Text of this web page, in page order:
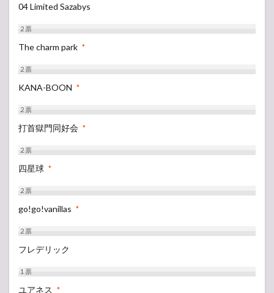
04 Limited Sazabys
2票
The charm park *
2票
KANA-BOON *
2票
打首獄門同好会 *
2票
四星球 *
2票
go!go!vanillas *
2票
フレデリック
1票
ユアネス *